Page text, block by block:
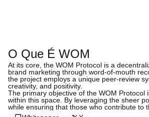
O Que É WOM
At its core, the WOM Protocol is a
brand marketing through word-of-mouth
the project employs a unique peer-review
creativity, and positivity.
The primary objective of the WOM
within this space. By leveraging the sheer
while ensuring that those who contribute to